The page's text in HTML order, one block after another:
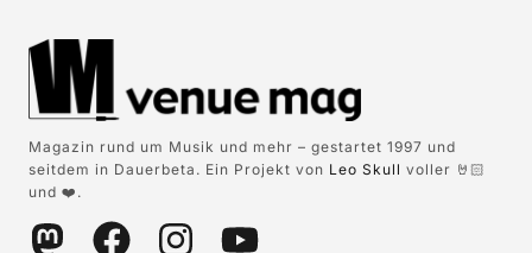
Magazin rund um Musik und mehr – gestartet 1997 und
seitdem in Dauerbeta. Ein Projekt von Leo Skull voller 🤘🏻
und ❤️.